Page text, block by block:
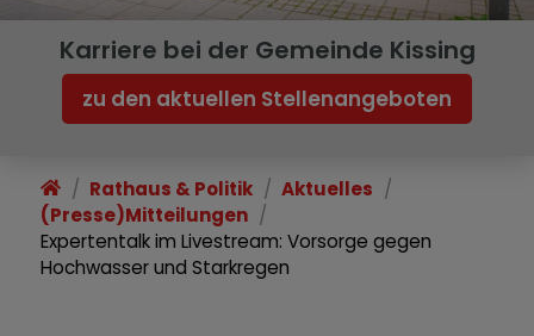
Karriere bei der Gemeinde Kissing
zu den aktuellen Stellenangeboten
Rathaus & Politik
Aktuelles
(Presse)Mitteilungen
Expertentalk im Livestream: Vorsorge gegen
Hochwasser und Starkregen